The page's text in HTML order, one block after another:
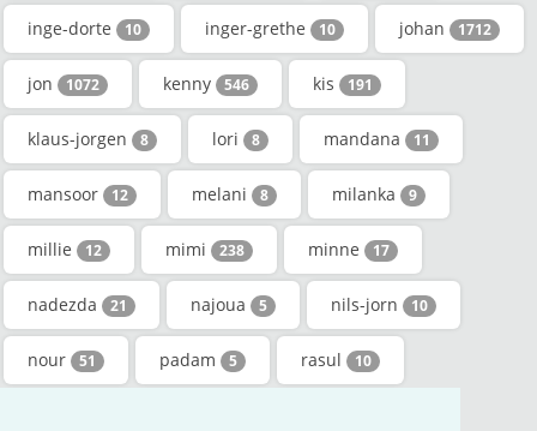
inge-dorte 10 inger-grethe 10 johan 1712
jon 1072 kenny 546 kis 191
klaus-jorgen 8 lori 8 mandana 11
mansoor 12 melani 8 milanka 9
millie 12 mimi 238 minne 17
nadezda 21 najoua 5 nils-jorn 10
nour 51 padam 5 rasul 10